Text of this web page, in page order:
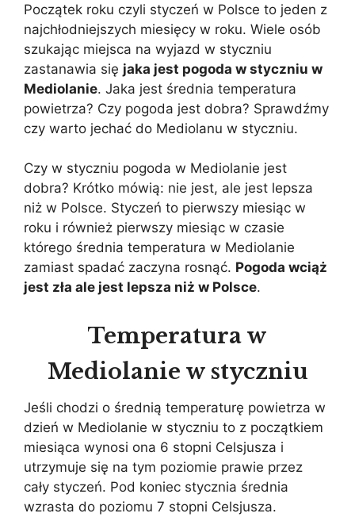
Początek roku czyli styczeń w Polsce to jeden z
najchłodniejszych miesięcy w roku. Wiele osób
szukając miejsca na wyjazd w styczniu
zastanawia się jaka jest pogoda w styczniu w
Mediolanie. Jaka jest średnia temperatura
powietrza? Czy pogoda jest dobra? Sprawdźmy
czy warto jechać do Mediolanu w styczniu.
Czy w styczniu pogoda w Mediolanie jest
dobra? Krótko mówią: nie jest, ale jest lepsza
niż w Polsce. Styczeń to pierwszy miesiąc w
roku i również pierwszy miesiąc w czasie
którego średnia temperatura w Mediolanie
zamiast spadać zaczyna rosnąć. Pogoda wciąż
jest zła ale jest lepsza niż w Polsce.
Temperatura w
Mediolanie w styczniu
Jeśli chodzi o średnią temperaturę powietrza w
dzień w Mediolanie w styczniu to z początkiem
miesiąca wynosi ona 6 stopni Celsjusza i
utrzymuje się na tym poziomie prawie przez
cały styczeń. Pod koniec stycznia średnia
wzrasta do poziomu 7 stopni Celsjusza.